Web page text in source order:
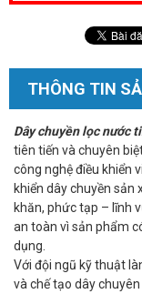
THÔNG TIN
Dây chuyền lọc nước
tiên tiến và chuyên
công nghệ điều khiển
khiển dây chuyền sản
khăn, phức tạp – lĩnh
an toàn vì sản phẩm
dụng.
Với đội ngũ kỹ thuật
và chế tạo dây